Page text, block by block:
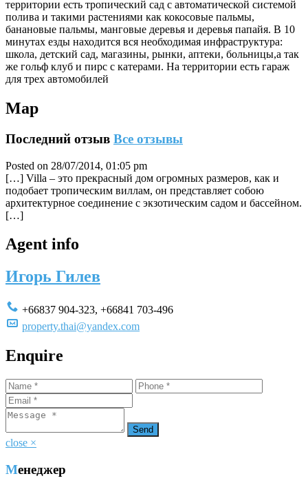
территории есть тропический сад с автоматической системой
полива и такими растениями как кокосовые пальмы,
банановые пальмы, манговые деревья и деревья папайя. В 10
минутах езды находится вся необходимая инфраструктура:
школа, детский сад, магазины, рынки, аптеки, больницы,а так
же гольф клуб и пирс с катерами. На территории есть гараж
для трех автомобилей
Map
Последний отзыв Все отзывы
Posted on 28/07/2014, 01:05 pm
[…] Villa – это прекрасный дом огромных размеров, как и
подобает тропическим виллам, он представляет собою
архитектурное соединение с экзотическим садом и бассейном.
[…]
Agent info
Игорь Гилев
+66837 904-323, +66841 703-496
property.thai@yandex.com
Enquire
close ×
Менеджер